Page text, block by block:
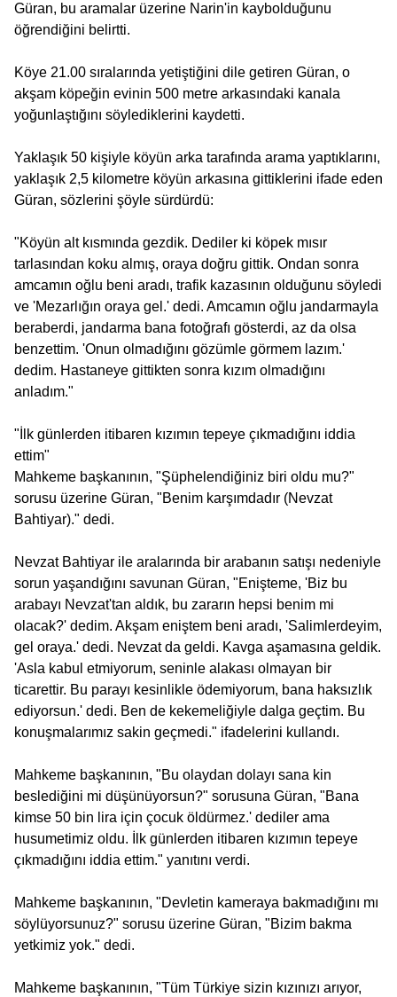
Güran, bu aramalar üzerine Narin'in kaybolduğunu
öğrendiğini belirtti.
Köye 21.00 sıralarında yetiştiğini dile getiren Güran, o
akşam köpeğin evinin 500 metre arkasındaki kanala
yoğunlaştığını söylediklerini kaydetti.
Yaklaşık 50 kişiyle köyün arka tarafında arama yaptıklarını,
yaklaşık 2,5 kilometre köyün arkasına gittiklerini ifade eden
Güran, sözlerini şöyle sürdürdü:
"Köyün alt kısmında gezdik. Dediler ki köpek mısır
tarlasından koku almış, oraya doğru gittik. Ondan sonra
amcamın oğlu beni aradı, trafik kazasının olduğunu söyledi
ve 'Mezarlığın oraya gel.' dedi. Amcamın oğlu jandarmayla
beraberdi, jandarma bana fotoğrafı gösterdi, az da olsa
benzettim. 'Onun olmadığını gözümle görmem lazım.'
dedim. Hastaneye gittikten sonra kızım olmadığını
anladım."
"İlk günlerden itibaren kızımın tepeye çıkmadığını iddia
ettim"
Mahkeme başkanının, "Şüphelendiğiniz biri oldu mu?"
sorusu üzerine Güran, "Benim karşımdadır (Nevzat
Bahtiyar)." dedi.
Nevzat Bahtiyar ile aralarında bir arabanın satışı nedeniyle
sorun yaşandığını savunan Güran, "Enişteme, 'Biz bu
arabayı Nevzat'tan aldık, bu zararın hepsi benim mi
olacak?' dedim. Akşam eniştem beni aradı, 'Salimlerdeyim,
gel oraya.' dedi. Nevzat da geldi. Kavga aşamasına geldik.
'Asla kabul etmiyorum, seninle alakası olmayan bir
ticarettir. Bu parayı kesinlikle ödemiyorum, bana haksızlık
ediyorsun.' dedi. Ben de kekemeliğiyle dalga geçtim. Bu
konuşmalarımız sakin geçmedi." ifadelerini kullandı.
Mahkeme başkanının, "Bu olaydan dolayı sana kin
beslediğini mi düşünüyorsun?" sorusuna Güran, "Bana
kimse 50 bin lira için çocuk öldürmez.' dediler ama
husumetimiz oldu. İlk günlerden itibaren kızımın tepeye
çıkmadığını iddia ettim." yanıtını verdi.
Mahkeme başkanının, "Devletin kameraya bakmadığını mı
söylüyorsunuz?" sorusu üzerine Güran, "Bizim bakma
yetkimiz yok." dedi.
Mahkeme başkanının, "Tüm Türkiye sizin kızınızı arıyor,